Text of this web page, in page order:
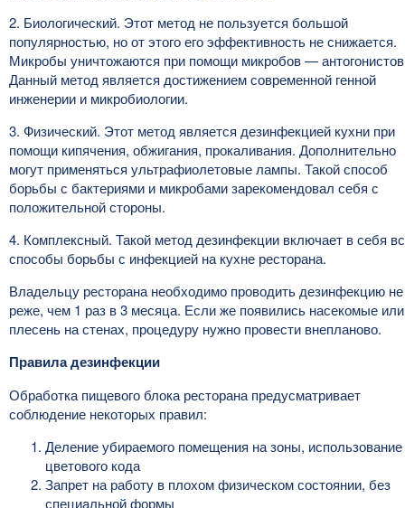
2. Биологический. Этот метод не пользуется большой
популярностью, но от этого его эффективность не снижается.
Микробы уничтожаются при помощи микробов —
Данный метод является достижением современной генной
инженерии и микробиологии.
3. Физический. Этот метод является дезинфекцией кухни при
помощи кипячения, обжигания, прокаливания. Дополнительно
могут применяться ультрафиолетовые лампы. Такой способ
борьбы с бактериями и микробами зарекомендовал себя с
положительной стороны.
4. Комплексный. Такой метод дезинфекции включает в себя
способы борьбы с инфекцией на кухне ресторана.
Владельцу ресторана необходимо проводить дезинфекцию не
реже, чем 1 раз в 3 месяца. Если же появились насекомые или
плесень на стенах, процедуру нужно провести внепланово.
Правила дезинфекции
Обработка пищевого блока ресторана предусматривает
соблюдение некоторых правил:
Деление убираемого помещения на зоны, использование
цветового кода
Запрет на работу в плохом физическом состоянии, без
специальной формы